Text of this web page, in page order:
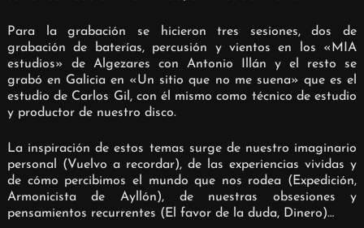
Para la grabación se hicieron tres sesiones, dos de
grabación de baterías, percusión y vientos en los «MIA
estudios» de Algezares con Antonio Illán y el resto se
grabó en Galicia en «Un sitio que no me suena» que es el
estudio de Carlos Gil, con él mismo como técnico de estudio
y productor de nuestro disco.
La inspiración de estos temas surge de nuestro imaginario
personal (Vuelvo a recordar), de las experiencias vividas y
de cómo percibimos el mundo que nos rodea (Expedición,
Armonicista de Ayllón), de nuestras obsesiones y
pensamientos recurrentes (El favor de la duda, Dinero)…